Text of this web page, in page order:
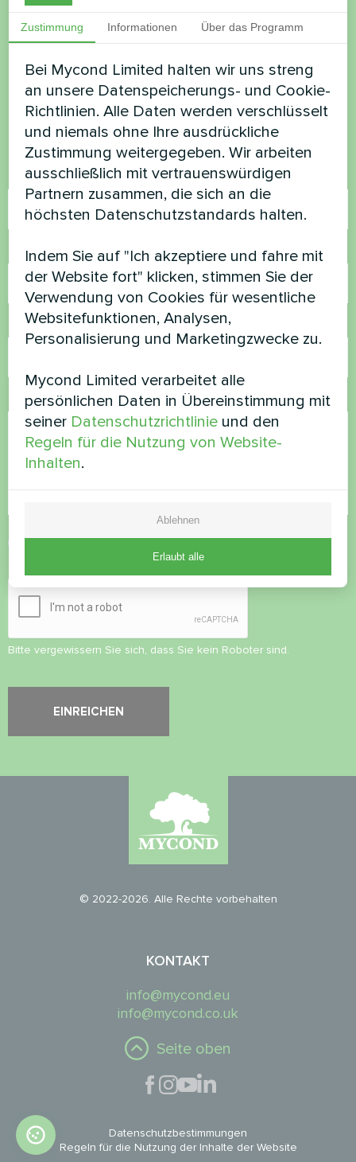
Möchten Sie kaufen oder
haben Sie Fragen?
Kontaktieren Sie uns und wir werden Ihnen
helfen
Name
Rufnummer
E-Mail
Kommentar
Datenschutzbestimmungenakzeptieren
Bitte vergewissern Sie sich, dass Sie kein Roboter sind.
© 2022-2026. Alle Rechte vorbehalten
KONTAKT
info@mycond.eu
info@mycond.co.uk
Seite oben
Datenschutzbestimmungen
Regeln für die Nutzung der Inhalte der Website
Zustimmung Informationen Über das Programm
Bei Mycond Limited halten wir uns streng
an unsere Datenspeicherungs- und Cookie-
Richtlinien. Alle Daten werden verschlüsselt
und niemals ohne Ihre ausdrückliche
Zustimmung weitergegeben. Wir arbeiten
ausschließlich mit vertrauenswürdigen
Partnern zusammen, die sich an die
höchsten Datenschutzstandards halten.
Indem Sie auf "Ich akzeptiere und fahre mit
der Website fort" klicken, stimmen Sie der
Verwendung von Cookies für wesentliche
Websitefunktionen, Analysen,
Personalisierung und Marketingzwecke zu.
Mycond Limited verarbeitet alle
persönlichen Daten in Übereinstimmung mit
seiner Datenschutzrichtlinie und den
Regeln für die Nutzung von Website-
Inhalten.
Ablehnen
Erlaubt alle